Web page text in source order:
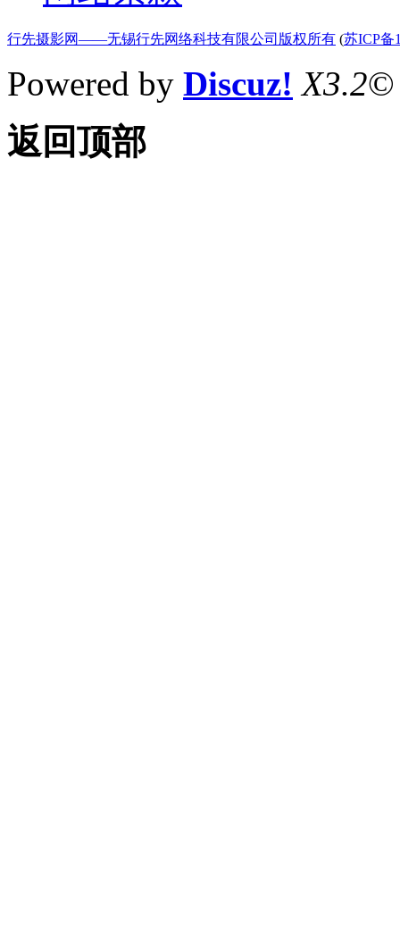
行先摄影网——无锡行先网络科技有限公司版权所有 (苏ICP备
Powered by Discuz! X3.2©
返回顶部